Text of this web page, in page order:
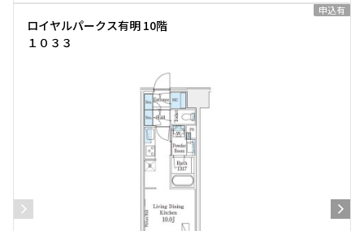
ロイヤルパークス有明 10階
１０３３
申込有